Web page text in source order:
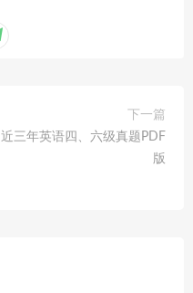
下一篇
近三年英语四、六级真题PDF
版